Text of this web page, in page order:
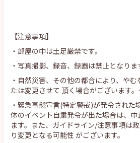
【注意事項】
・部屋の中は土足厳禁です。
・写真撮影、録音、録画は禁止となりま
・自然災害、その他の都合により、や
たは変更させて 頂く場合がございます。
・緊急事態宣言(特定警戒)が発令された
体のイベント自粛発令が出た場合は、
ます。また、ガイドライン/注意事項は
り変更となる可能性 がございます。